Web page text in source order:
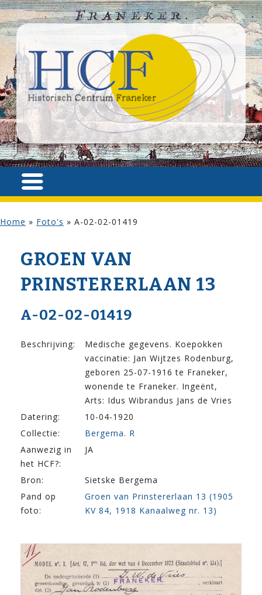
Home » Foto's » A-02-02-01419
GROEN VAN
PRINSTERERLAAN 13
A-02-02-01419
Beschrijving:
Medische gegevens. Koepokken
vaccinatie: Jan Wijtzes Rodenburg,
geboren 25-07-1916 te Franeker,
wonende te Franeker. Ingeënt,
Arts: Idus Wibrandus Jans de Vries
Datering:
10-04-1920
Collectie:
Bergema. R
Aanwezig in
het HCF?:
JA
Bron:
Sietske Bergema
Pand op
foto:
Groen van Prinstererlaan 13 (1905
KV 84, 1918 Kanaalweg nr. 13)